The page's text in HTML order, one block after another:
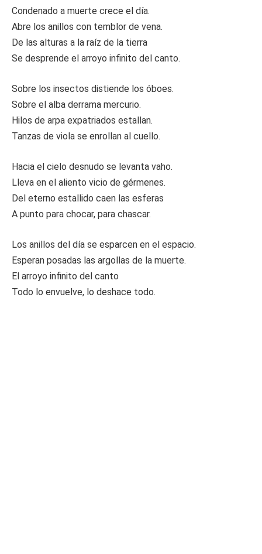
Condenado a muerte crece el día.
Abre los anillos con temblor de vena.
De las alturas a la raíz de la tierra
Se desprende el arroyo infinito del canto.
Sobre los insectos distiende los óboes.
Sobre el alba derrama mercurio.
Hilos de arpa expatriados estallan.
Tanzas de viola se enrollan al cuello.
Hacia el cielo desnudo se levanta vaho.
Lleva en el aliento vicio de gérmenes.
Del eterno estallido caen las esferas
A punto para chocar, para chascar.
Los anillos del día se esparcen en el espacio.
Esperan posadas las argollas de la muerte.
El arroyo infinito del canto
Todo lo envuelve, lo deshace todo.